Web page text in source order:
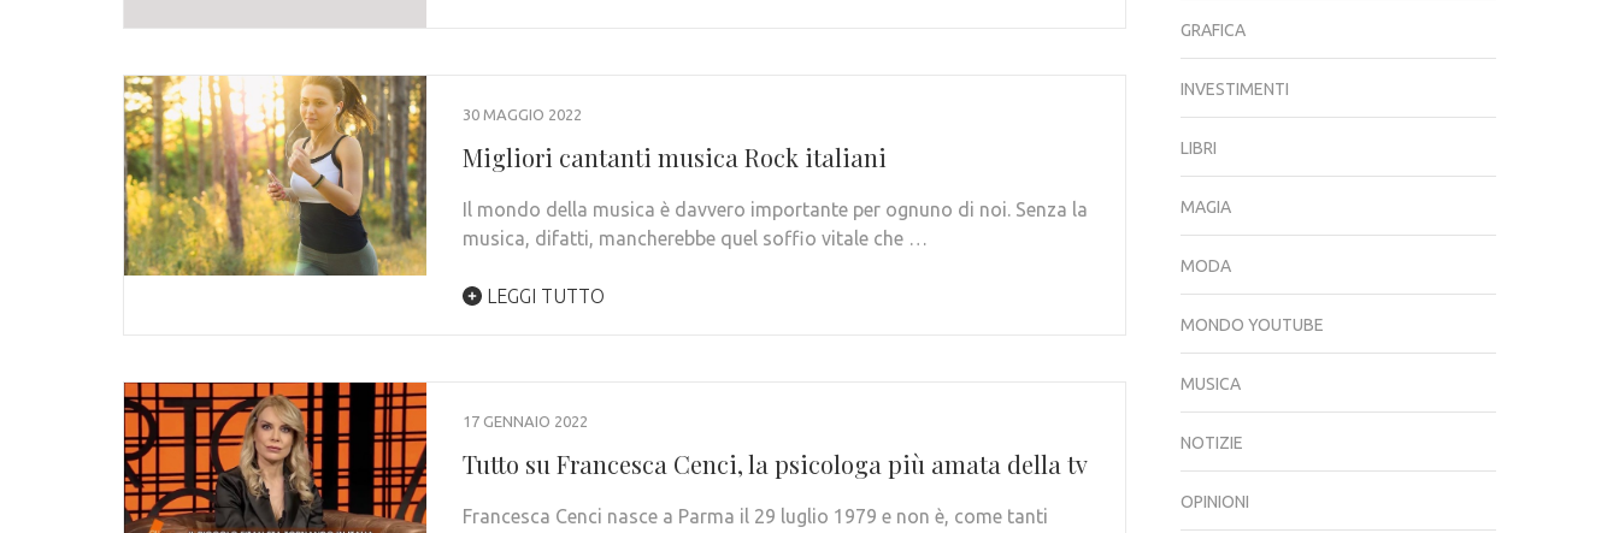
30 MAGGIO 2022
Migliori cantanti musica Rock italiani
Il mondo della musica è davvero importante per ognuno di noi. Senza la
musica, difatti, mancherebbe quel soffio vitale che …
LEGGI TUTTO
17 GENNAIO 2022
Tutto su Francesca Cenci, la psicologa più amata della tv
Francesca Cenci nasce a Parma il 29 luglio 1979 e non è, come tanti
GRAFICA
INVESTIMENTI
LIBRI
MAGIA
MODA
MONDO YOUTUBE
MUSICA
NOTIZIE
OPINIONI